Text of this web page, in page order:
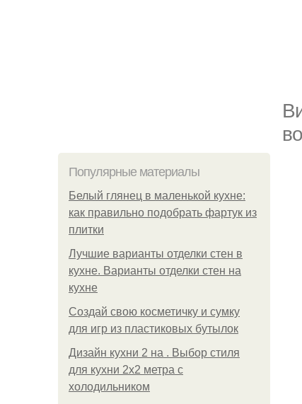
Популярные материалы
Белый глянец в маленькой кухне:
как правильно подобрать фартук из
плитки
Лучшие варианты отделки стен в
кухне. Варианты отделки стен на
кухне
Создай свою косметичку и сумку
для игр из пластиковых бутылок
Дизайн кухни 2 на . Выбор стиля
для кухни 2х2 метра с
холодильником